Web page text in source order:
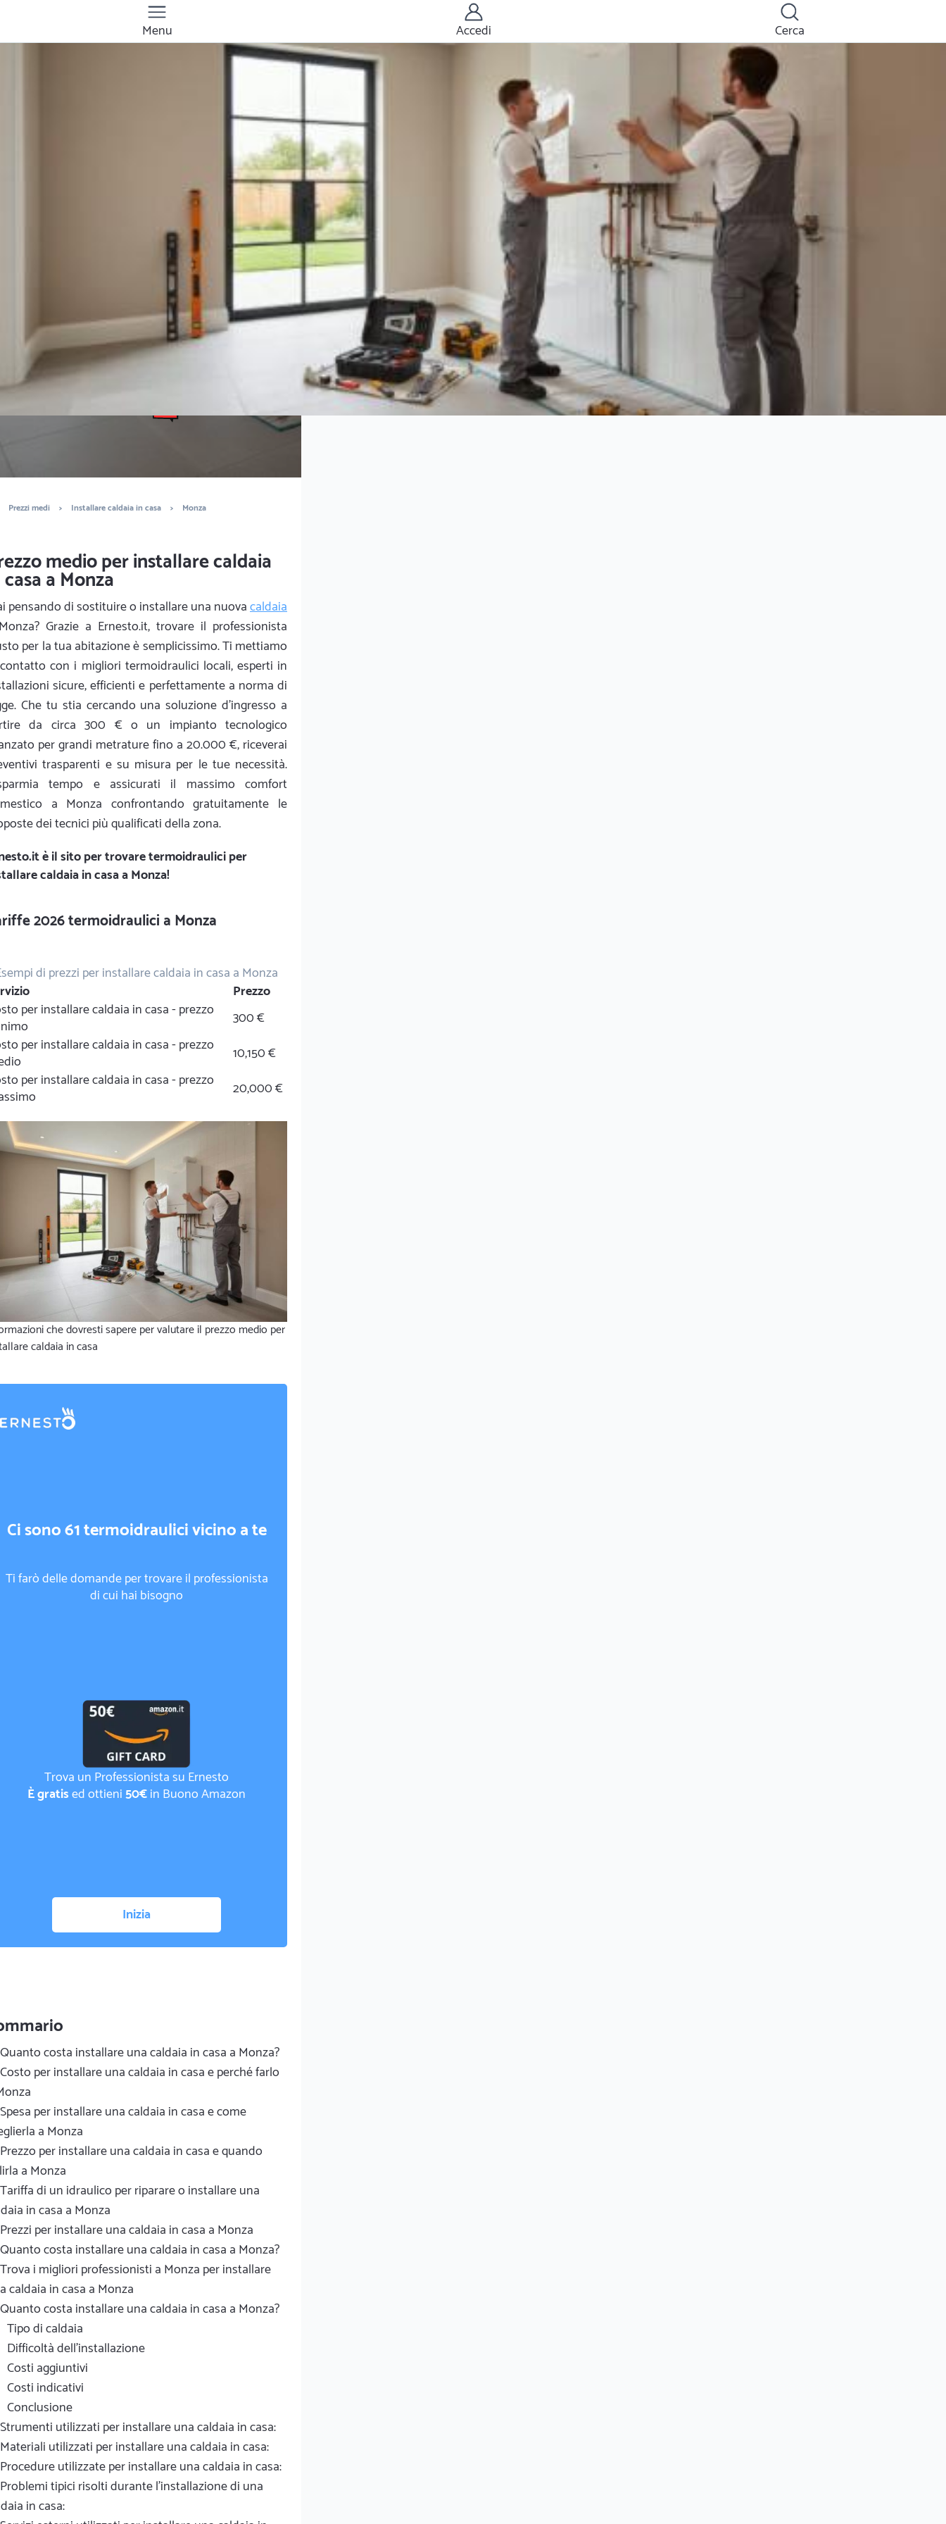
installare caldaia in
casa a Monza? Prezzi
e tariffe 2026
Il costo medio per installare caldaia in casa va
300€ a 20000€
Vuoi sapere il prezzo preciso per installare caldaia
in casa? Ottieni preventivi gratuiti.
È completamente gratuito
Trova termoidraulici
Prezzi medi > Installare caldaia in casa > Monza
medio per installare caldaia
a Monza
pensando di sostituire o installare una nuovacaldaia
Grazie a Ernesto.it, trovare il professionista
per la tua abitazione è semplicissimo. Ti mettiamo
con i migliori termoidraulici locali, esperti in
sicure, efficienti e perfettamente a norma di
Che tu stia cercando una soluzione d'ingresso a
da circa 300 € o un impianto tecnologico
per grandi metrature fino a 20.000 €, riceverai
trasparenti e su misura per le tue necessità.
tempo e assicurati il massimo comfort
a Monza confrontando gratuitamente le
dei tecnici più qualificati della zona.
è il sito per trovare termoidraulici per
caldaia in casa a Monza!
2026 termoidraulici a Monza
di prezzi per installare caldaia in casa a Monza
Prezzo
per installare caldaia in casa - prezzo
300 €
per installare caldaia in casa - prezzo
10,150 €
per installare caldaia in casa - prezzo
20,000 €
che dovresti sapere per valutare il prezzo medio per
caldaia in casa
Ci sono 61 termoidraulici vicino a te
Ti farò delle domande per trovare il professionista
di cui hai bisogno
Trova un Professionista su Ernesto
È gratised ottieni50€in Buono Amazon
Inizia
Quanto costa installare una caldaia in casa a Monza?
Costo per installare una caldaia in casa e perché farlo
Spesa per installare una caldaia in casa e come
a Monza
Prezzo per installare una caldaia in casa e quando
a Monza
Tariffa di un idraulico per riparare o installare una
in casa a Monza
Prezzi per installare una caldaia in casa a Monza
Quanto costa installare una caldaia in casa a Monza?
Trova i migliori professionisti a Monza per installare
caldaia in casa a Monza
Quanto costa installare una caldaia in casa a Monza?
Tipo di caldaia
Difficoltà dell'installazione
Costi aggiuntivi
Costi indicativi
Conclusione
Strumenti utilizzati per installare una caldaia in casa:
Materiali utilizzati per installare una caldaia in casa:
Procedure utilizzate per installare una caldaia in casa:
Problemi tipici risolti durante l'installazione di una
in casa:
Menu Accedi Cerca